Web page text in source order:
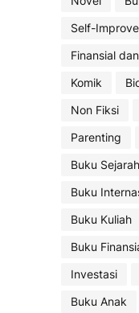
Self-
Finansial
Komik
Non Fiksi
Parenting
Buku Sejarah
Buku
Buku Kuliah
Buku
Investasi
Buku Anak